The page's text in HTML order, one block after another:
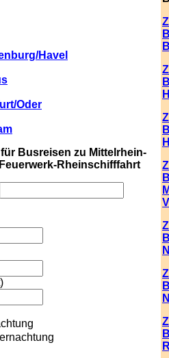
Havel
Oder
Busreisen zu Mittelrhein-
Feuerwerk-Rheinschifffahrt